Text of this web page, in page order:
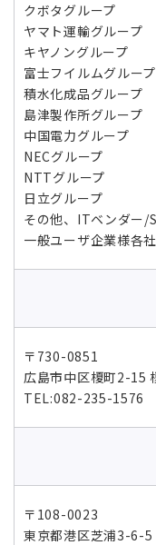
クボタグループ
ヤマト運輸グループ
キヤノングループ
富士フイルムグループ
積水化成品グループ
島津製作所グループ
中国電力グループ
NECグループ
NTTグループ
日立グループ
その他、ITベンダー/
一般ユーザ企業様各社
〒730-0851
広島市中区榎町2-15
TEL:082-235-1576
〒108-0023
東京都港区芝浦3-6-